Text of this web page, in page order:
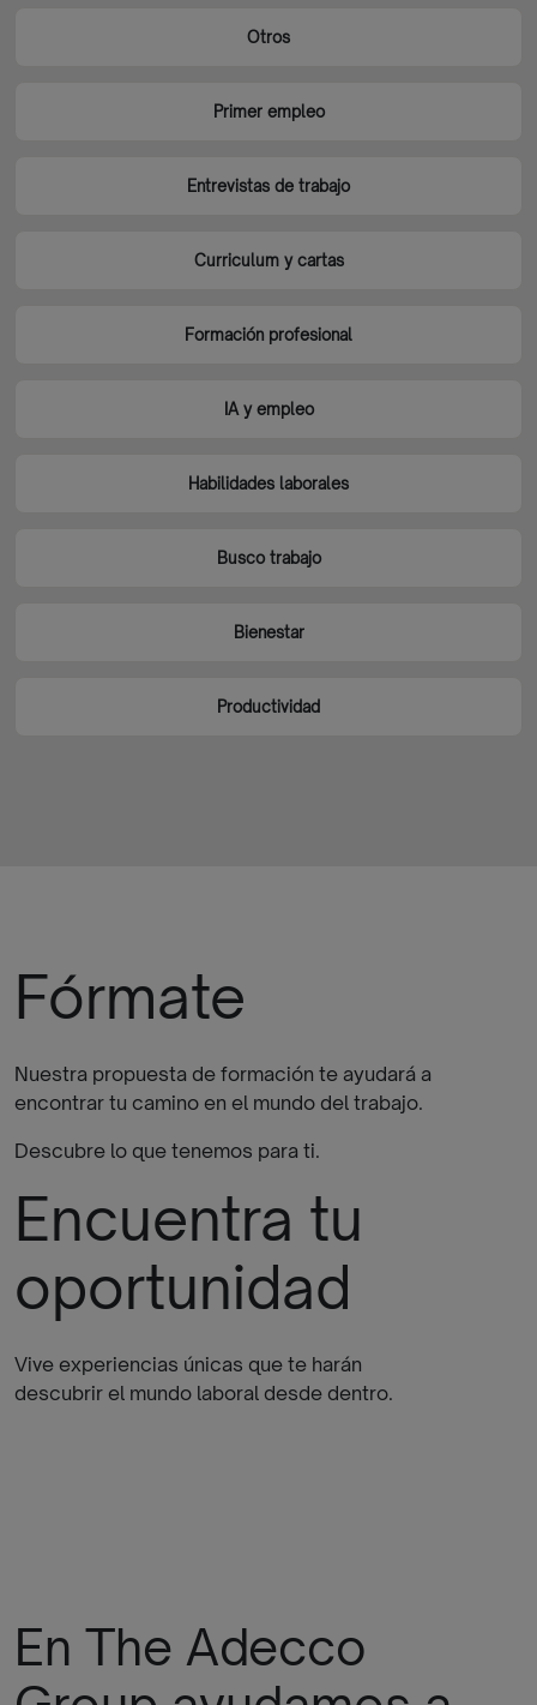
Otros
Primer empleo
Entrevistas de trabajo
Curriculum y cartas
Formación profesional
IA y empleo
Habilidades laborales
Busco trabajo
Bienestar
Productividad
Fórmate
Nuestra propuesta de formación te ayudará a
encontrar tu camino en el mundo del trabajo.
Descubre lo que tenemos para ti.
Encuentra tu
oportunidad
Vive experiencias únicas que te harán
descubrir el mundo laboral desde dentro.
En The Adecco